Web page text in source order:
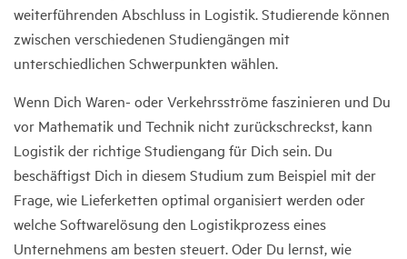
weiterführenden Abschluss in Logistik. Studierende können
zwischen verschiedenen Studiengängen mit
unterschiedlichen Schwerpunkten wählen.
Wenn Dich Waren- oder Verkehrsströme faszinieren und Du
vor Mathematik und Technik nicht zurückschreckst, kann
Logistik der richtige Studiengang für Dich sein. Du
beschäftigst Dich in diesem Studium zum Beispiel mit der
Frage, wie Lieferketten optimal organisiert werden oder
welche Softwarelösung den Logistikprozess eines
Unternehmens am besten steuert. Oder Du lernst, wie